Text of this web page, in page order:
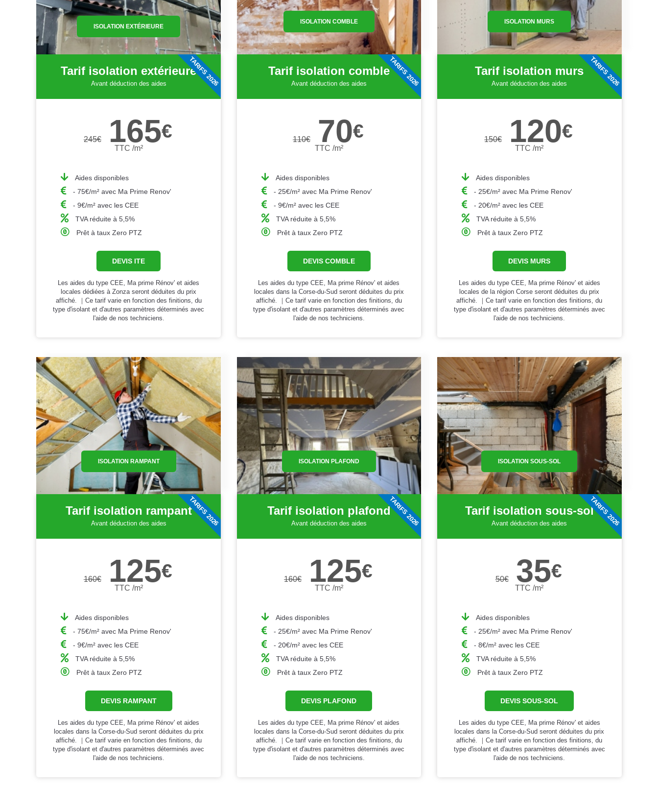
ISOLATION EXTÉRIEURE
Tarif isolation extérieure
Avant déduction des aides
245€ 165€
TTC /m²
Aides disponibles
- 75€/m² avec Ma Prime Renov'
- 9€/m² avec les CEE
TVA réduite à 5,5%
Prêt à taux Zero PTZ
DEVIS ITE
Les aides du type CEE, Ma prime Rénov' et aides
locales dédiées à Zonza seront déduites du prix
affiché. ｜Ce tarif varie en fonction des finitions, du
type d'isolant et d'autres paramètres déterminés avec
l'aide de nos techniciens.
TARIFS 2026
ISOLATION COMBLE
Tarif isolation comble
Avant déduction des aides
110€ 70€
TTC /m²
Aides disponibles
- 25€/m² avec Ma Prime Renov'
- 9€/m² avec les CEE
TVA réduite à 5,5%
Prêt à taux Zero PTZ
DEVIS COMBLE
Les aides du type CEE, Ma prime Rénov' et aides
locales dans la Corse-du-Sud seront déduites du prix
affiché. ｜Ce tarif varie en fonction des finitions, du
type d'isolant et d'autres paramètres déterminés avec
l'aide de nos techniciens.
TARIFS 2026
ISOLATION MURS
Tarif isolation murs
Avant déduction des aides
150€ 120€
TTC /m²
Aides disponibles
- 25€/m² avec Ma Prime Renov'
- 20€/m² avec les CEE
TVA réduite à 5,5%
Prêt à taux Zero PTZ
DEVIS MURS
Les aides du type CEE, Ma prime Rénov' et aides
locales de la région Corse seront déduites du prix
affiché. ｜Ce tarif varie en fonction des finitions, du
type d'isolant et d'autres paramètres déterminés avec
l'aide de nos techniciens.
TARIFS 2026
ISOLATION RAMPANT
Tarif isolation rampant
Avant déduction des aides
160€ 125€
TTC /m²
Aides disponibles
- 75€/m² avec Ma Prime Renov'
- 9€/m² avec les CEE
TVA réduite à 5,5%
Prêt à taux Zero PTZ
DEVIS RAMPANT
Les aides du type CEE, Ma prime Rénov' et aides
locales dans la Corse-du-Sud seront déduites du prix
affiché. ｜Ce tarif varie en fonction des finitions, du
type d'isolant et d'autres paramètres déterminés avec
l'aide de nos techniciens.
TARIFS 2026
ISOLATION PLAFOND
Tarif isolation plafond
Avant déduction des aides
160€ 125€
TTC /m²
Aides disponibles
- 25€/m² avec Ma Prime Renov'
- 20€/m² avec les CEE
TVA réduite à 5,5%
Prêt à taux Zero PTZ
DEVIS PLAFOND
Les aides du type CEE, Ma prime Rénov' et aides
locales dans la Corse-du-Sud seront déduites du prix
affiché. ｜Ce tarif varie en fonction des finitions, du
type d'isolant et d'autres paramètres déterminés avec
l'aide de nos techniciens.
TARIFS 2026
ISOLATION SOUS-SOL
Tarif isolation sous-sol
Avant déduction des aides
50€ 35€
TTC /m²
Aides disponibles
- 25€/m² avec Ma Prime Renov'
- 8€/m² avec les CEE
TVA réduite à 5,5%
Prêt à taux Zero PTZ
DEVIS SOUS-SOL
Les aides du type CEE, Ma prime Rénov' et aides
locales dans la Corse-du-Sud seront déduites du prix
affiché. ｜Ce tarif varie en fonction des finitions, du
type d'isolant et d'autres paramètres déterminés avec
l'aide de nos techniciens.
TARIFS 2026